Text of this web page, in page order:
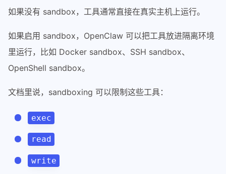
如果没有 sandbox，工具通常直接在真实主机上运行。
如果启用 sandbox，OpenClaw 可以把工具放进隔离环境
里运行，比如 Docker sandbox、SSH sandbox、
OpenShell sandbox。
文档里说，sandboxing 可以限制这些工具：
exec
read
write